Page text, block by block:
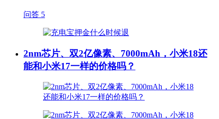
问答 5
2nm芯片、双2亿像素、7000mAh，小米18还
能和小米17一样的价格吗？